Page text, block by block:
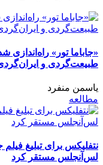
«جاباما تور» راه‌اندازی
طبیعت‌گردی و
یاسمن منفرد
مطالعه
نتفلیکس برای تبلیغ
لس‌آنجلس مستقر کرد